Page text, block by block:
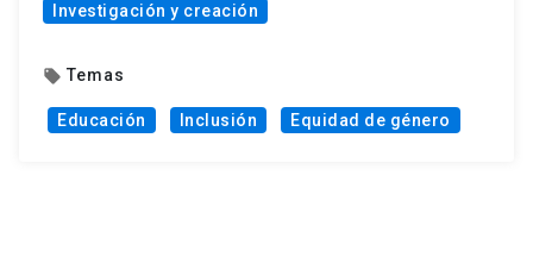
Investigación y creación
local_offer Temas
Educación Inclusión Equidad de género